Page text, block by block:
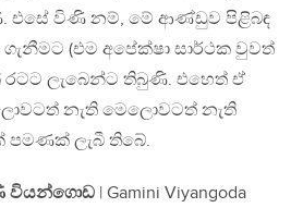
එසේ විණි නම්, මේ ආණ්ඩුව පිළිබඳ
(එම අපේක්ෂා සාර්ථක වුවත්
රටට ලැබෙන්ට තිබුණි. එහෙත් ඒ
නැති මෙලොවටත් නැති
ලැබී තිබේ.
වියන්ගොඩ | Gamini Viyangoda